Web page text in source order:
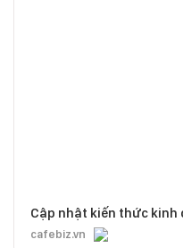
Cập nhật kiến thức kinh
cafebiz.vn